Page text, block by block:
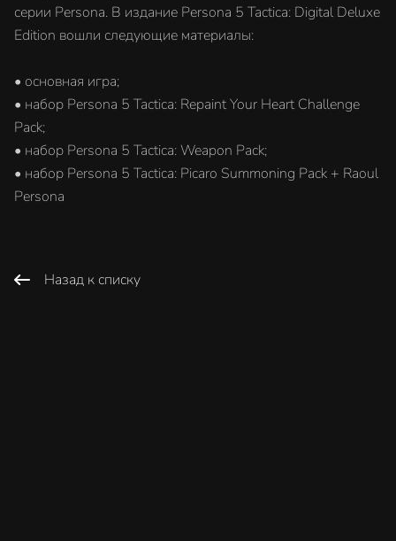
серии Persona. В издание Persona 5 Tactica: Digital Deluxe
Edition вошли следующие материалы:
• основная игра;
• набор Persona 5 Tactica: Repaint Your Heart Challenge
Pack;
• набор Persona 5 Tactica: Weapon Pack;
• набор Persona 5 Tactica: Picaro Summoning Pack + Raoul
Persona
Назад к списку